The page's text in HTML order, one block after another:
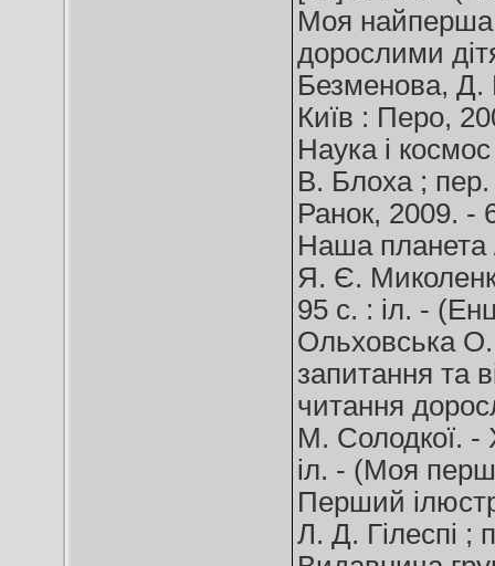
Моя найперша
дорослими
Безменова, Д.
Київ : Перо,
Наука і
В. Блоха ;
Ранок, 2009. -
Наша планета
Я. Є.
95 с. : іл. -
Ольховська
запитання та
читання
М. Солодкої. -
іл. - (Моя
Перший
Л. Д. Гілеспі ;